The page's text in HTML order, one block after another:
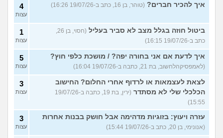
איך להכיר חברים? (טוהר, בן 16, כתב ב-19/07/26 16:26) 4
עצות
ביטול חוזה בגלל מצב לא סביר בעליל
(חסוי, בן 26,
כתב ב-19/07/26 16:15)
1
עצות
איך לדעת אם אני בחורה יפה? / מושכת כלפי חוץ?
(לאמפסיקהלחשוב, בת 21, כתבה ב-19/07/26 16:04)
5
עצות
לצאת לעצמאות או לרדוף אחרי החלום? החישוב
הכלכלי שלי לא מסתדר
(ירין, בת 19, כתבה ב-19/07/26
15:55)
3
עצות
עזרה ויעוץ: בזוגיות מדהימה אבל חושק בבנות אחרות
(אנונימי, בן 20, כתב ב-19/07/26 15:44)
3
עצות